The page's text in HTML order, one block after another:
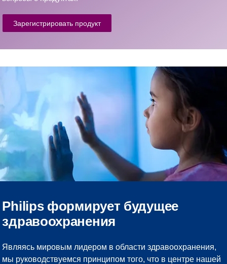
Зарегистрировать продукт
Philips формирует будущее
здравоохранения
Являясь мировым лидером в области здравоохранения,
мы руководствуемся принципом того, что в центре нашей